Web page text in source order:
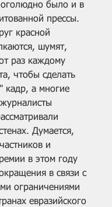
было и в
прессы.
красной
шумят,
раз каждому
чтобы сделать
кадр, а многие
Думается,
и
в этом году
в связи с
ограничениями
евразийского